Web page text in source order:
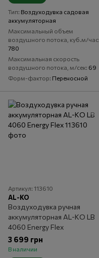
Тип Воздуходувка садовая
аккумуляторная
Максимальный объем
воздушного потока, куб.м/час
780
Максимальная скорость
воздушного потока, м/сек 69
Форм-фактор Переносной
Артикул: 113610
AL-KO
Воздуходувка ручная
аккумуляторная AL-KO LB
4060 Energy Flex
3 699 грн
В наличии